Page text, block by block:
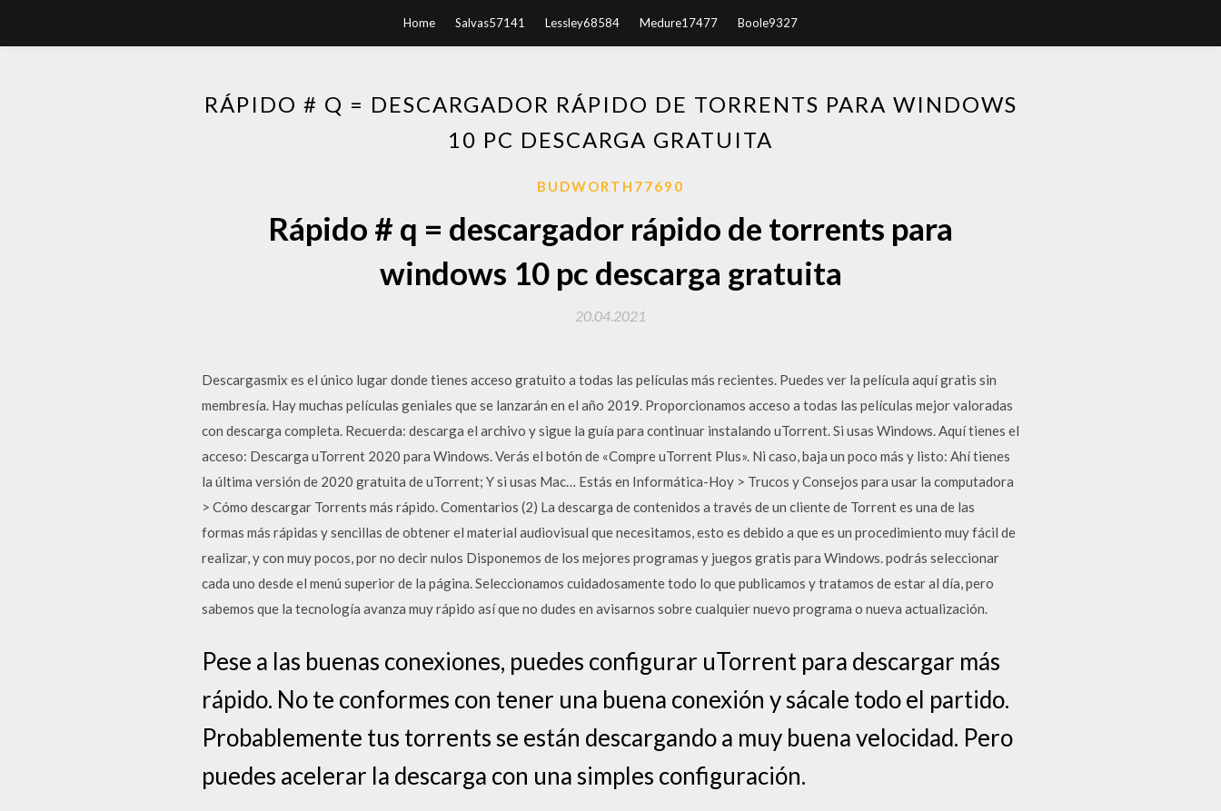
Home Salvas57141 Lessley68584 Medure17477 Boole9327
RÁPIDO # Q = DESCARGADOR RÁPIDO DE TORRENTS PARA WINDOWS
10 PC DESCARGA GRATUITA
BUDWORTH77690
Rápido # q = descargador rápido de torrents para
windows 10 pc descarga gratuita
20.04.2021
Descargasmix es el único lugar donde tienes acceso gratuito a todas las películas más recientes. Puedes ver la película aquí gratis sin
membresía. Hay muchas películas geniales que se lanzarán en el año 2019. Proporcionamos acceso a todas las películas mejor valoradas
con descarga completa. Recuerda: descarga el archivo y sigue la guía para continuar instalando uTorrent. Si usas Windows. Aquí tienes el
acceso: Descarga uTorrent 2020 para Windows. Verás el botón de «Compre uTorrent Plus». Ni caso, baja un poco más y listo: Ahí tienes
la última versión de 2020 gratuita de uTorrent; Y si usas Mac… Estás en Informática-Hoy > Trucos y Consejos para usar la computadora
> Cómo descargar Torrents más rápido. Comentarios (2) La descarga de contenidos a través de un cliente de Torrent es una de las
formas más rápidas y sencillas de obtener el material audiovisual que necesitamos, esto es debido a que es un procedimiento muy fácil de
realizar, y con muy pocos, por no decir nulos Disponemos de los mejores programas y juegos gratis para Windows. podrás seleccionar
cada uno desde el menú superior de la página. Seleccionamos cuidadosamente todo lo que publicamos y tratamos de estar al día, pero
sabemos que la tecnología avanza muy rápido así que no dudes en avisarnos sobre cualquier nuevo programa o nueva actualización.
Pese a las buenas conexiones, puedes configurar uTorrent para descargar más
rápido. No te conformes con tener una buena conexión y sácale todo el partido.
Probablemente tus torrents se están descargando a muy buena velocidad. Pero
puedes acelerar la descarga con una simples configuración.